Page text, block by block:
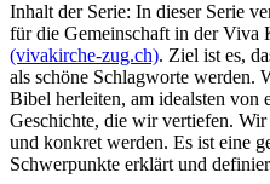
Inhalt der Serie: In dieser Serie
für die Gemeinschaft in der Viva
(vivakirche-zug.ch). Ziel ist es,
als schöne Schlagworte werden.
Bibel herleiten, am idealsten von
Geschichte, die wir vertiefen.
und konkret werden. Es ist eine
Schwerpunkte erklärt und